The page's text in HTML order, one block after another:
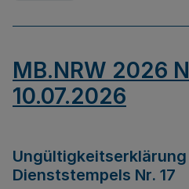
MB.NRW 2026
10.07.2026
Ungültigkeitserklärung
Dienststempels Nr. 17